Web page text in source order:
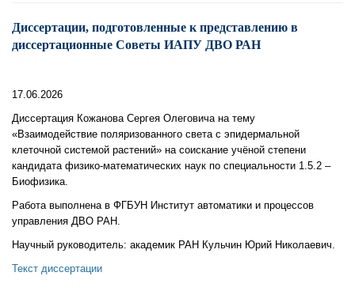
Диссертации, подготовленные к представлению в
диссертационные Советы ИАПУ ДВО РАН
17.06.2026
Диссертация Кожанова Сергея Олеговича на тему
«Взаимодействие поляризованного света с эпидермальной
клеточной системой растений» на соискание учёной степени
кандидата физико-математических наук по специальности 1.5.2 –
Биофизика.
Работа выполнена в ФГБУН Институт автоматики и процессов
управления ДВО РАН.
Научный руководитель: академик РАН Кульчин Юрий Николаевич.
Текст диссертации